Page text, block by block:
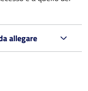
allegare